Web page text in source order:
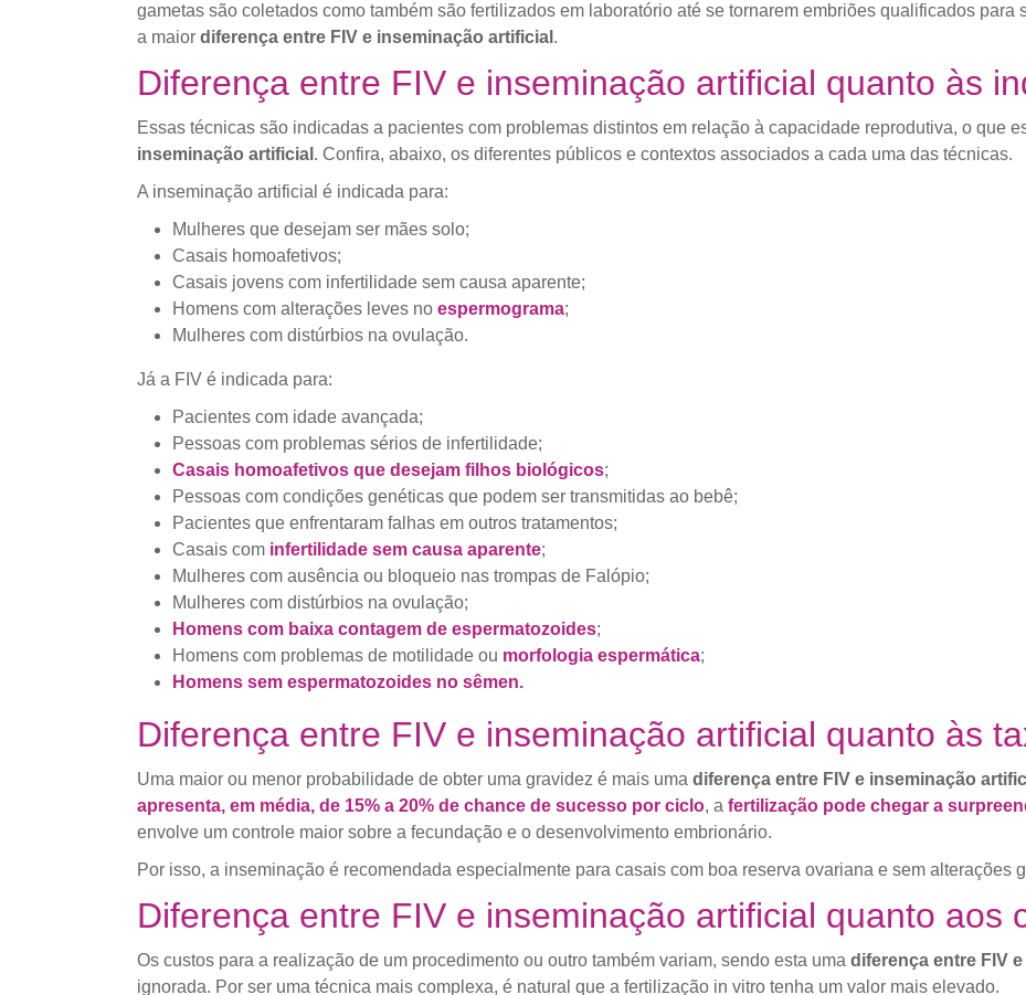
gametas são coletados como também são fertilizados em laboratório até se tornarem embriões qualificados para
a maior diferença entre FIV e inseminação artificial .
Diferença entre FIV e inseminação artificial quanto às
Essas técnicas são indicadas a pacientes com problemas distintos em relação à capacidade reprodutiva, o que
inseminação artificial . Confira, abaixo, os diferentes públicos e contextos associados a cada uma das técnicas.
A inseminação artificial é indicada para:
Mulheres que desejam ser mães solo;
Casais homoafetivos;
Casais jovens com infertilidade sem causa aparente;
Homens com alterações leves no espermograma;
Mulheres com distúrbios na ovulação.
Já a FIV é indicada para:
Pacientes com idade avançada;
Pessoas com problemas sérios de infertilidade;
Casais homoafetivos que desejam filhos biológicos;
Pessoas com condições genéticas que podem ser transmitidas ao bebê;
Pacientes que enfrentaram falhas em outros tratamentos;
Casais com infertilidade sem causa aparente;
Mulheres com ausência ou bloqueio nas trompas de Falópio;
Mulheres com distúrbios na ovulação;
Homens com baixa contagem de espermatozoides;
Homens com problemas de motilidade ou morfologia espermática;
Homens sem espermatozoides no sêmen.
Diferença entre FIV e inseminação artificial quanto às
Uma maior ou menor probabilidade de obter uma gravidez é mais uma diferença entre FIV e inseminação
apresenta, em média, de 15% a 20% de chance de sucesso por ciclo, a fertilização pode chegar a
envolve um controle maior sobre a fecundação e o desenvolvimento embrionário.
Por isso, a inseminação é recomendada especialmente para casais com boa reserva ovariana e sem alterações
Diferença entre FIV e inseminação artificial quanto aos
Os custos para a realização de um procedimento ou outro também variam, sendo esta uma diferença entre FIV
ignorada. Por ser uma técnica mais complexa, é natural que a fertilização in vitro tenha um valor mais elevado.